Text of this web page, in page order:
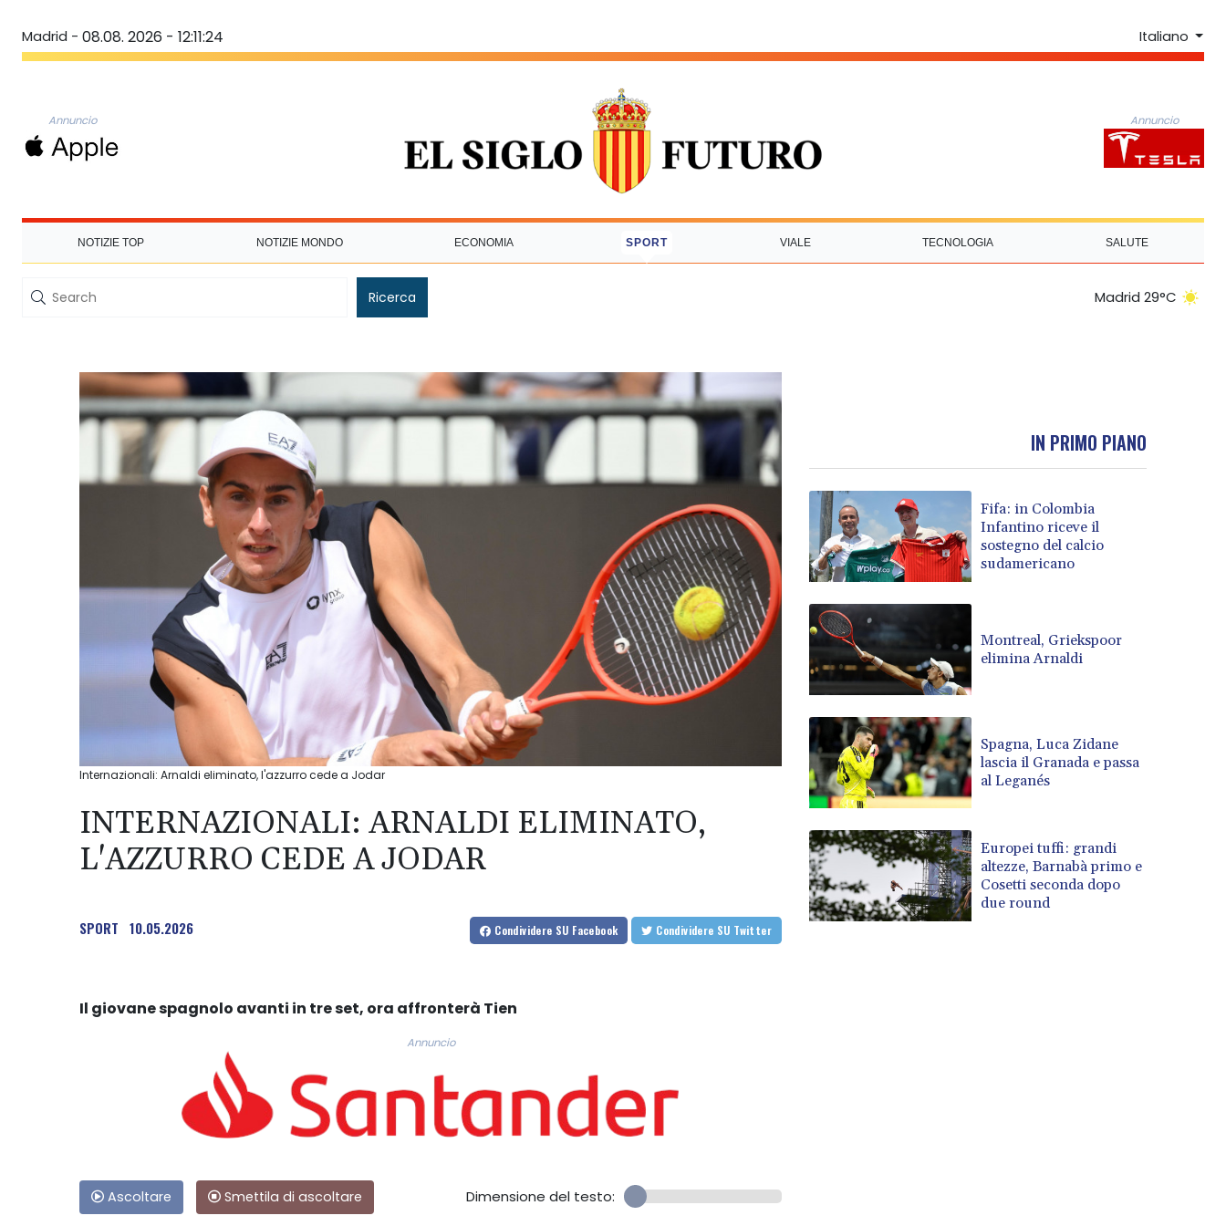
Madrid - 08.08. 2026 - 12:11:24 Italiano
Annuncio Annuncio
NOTIZIE TOP NOTIZIE MONDO ECONOMIA SPORT VIALE TECNOLOGIA SALUTE
Ricerca Madrid 29°C
Internazionali: Arnaldi eliminato, l'azzurro cede a Jodar
INTERNAZIONALI: ARNALDI ELIMINATO,
L'AZZURRO CEDE A JODAR
SPORT 10.05.2026 Condividere SU Facebook Condividere SU Twitter
Il giovane spagnolo avanti in tre set, ora affronterà Tien
Annuncio
Ascoltare Smettila di ascoltare Dimensione del testo:
IN PRIMO PIANO
Fifa: in Colombia
Infantino riceve il
sostegno del calcio
sudamericano
Montreal, Griekspoor
elimina Arnaldi
Spagna, Luca Zidane
lascia il Granada e passa
al Leganés
Europei tuffi: grandi
altezze, Barnabà primo e
Cosetti seconda dopo
due round